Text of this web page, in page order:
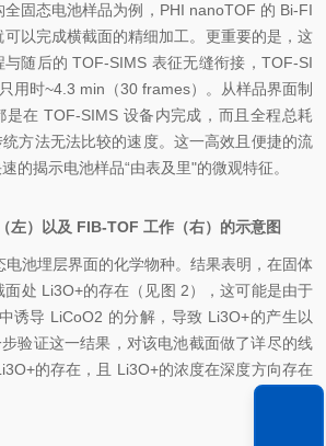
固态电池样品为例，PHI nanoTOF 的 Bi-FI
完成横截面的精细加工。更重要的是，这
随后的 TOF-SIMS 表征无缝衔接，TOF-SI
时~4.3 min（30 frames）。从样品界面制
是在 TOF-SIMS 设备内完成，而且全程总耗
统方法无法比较的速度。这一高效且便捷的流
的揭示电池样品“由表及里"的微观特征。
左）以及 FIB-TOF 工作（右）的示意图
埋层界面的化学物种。结果表明，在固体
处 Li3O+的存在（见图 2），这可能是由于
导 LiCoO2 的分解，导致 Li3O+的产生以
步验证这一结果，对该电池截面做了详尽的线
的存在，且 Li3O+的浓度在深度方向存在